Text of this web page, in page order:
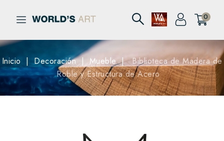
0
Inicio Decoración Mueble
Biblioteca de Madera de
Roble y Estructura de Acero